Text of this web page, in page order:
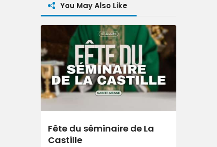
You May Also Like
Fête du séminaire de La
Castille